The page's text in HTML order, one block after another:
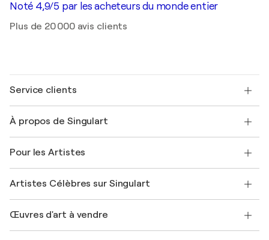
Noté 4,9/5 par les acheteurs du monde entier
Plus de 20 000 avis clients
Service clients
Expédition
Offrir une carte cadeau
Rejoignez notre programme commercial
Mon compte
+33 1 76 44 06 42
À propos de Singulart
FAQ
Magazine Singulart
Emplois
Découvrez une sélection d'art original
Pour les Artistes
Se connecter en tant qu'Artiste
Artistes Célèbres sur Singulart
Marc Chagall
Œuvres d'art à vendre